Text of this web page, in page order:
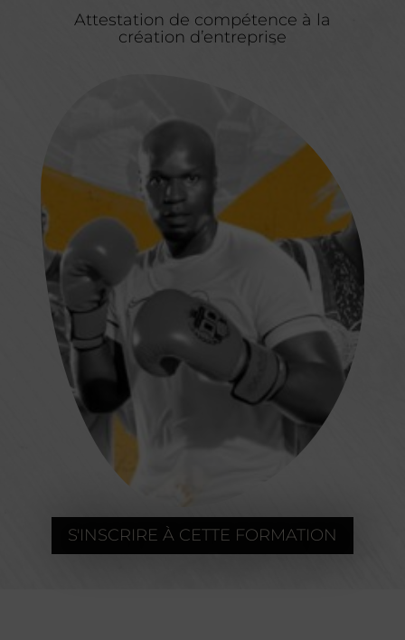
Attestation de compétence à la
création d’entreprise
S'INSCRIRE À CETTE FORMATION